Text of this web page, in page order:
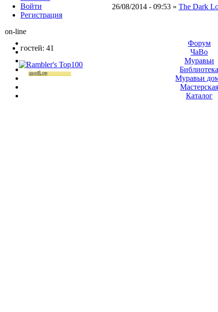
26/08/2014 - 09:53 » The Dark
Войти
Peгиcтpaция
on-line
гостей: 41
Форум
ЧаВо
Муравьи
Муравьи
Мастерская
Каталог